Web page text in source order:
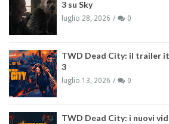
3 su Sky
luglio 28, 2026 0
TWD Dead City: il trailer
3
luglio 13, 2026 0
TWD Dead City: i nuovi